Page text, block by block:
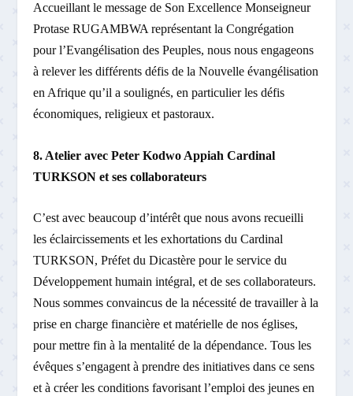
Accueillant le message de Son Excellence Monseigneur
Protase RUGAMBWA représentant la Congrégation
pour l’Evangélisation des Peuples, nous nous engageons
à relever les différents défis de la Nouvelle évangélisation
en Afrique qu’il a soulignés, en particulier les défis
économiques, religieux et pastoraux.
8. Atelier avec Peter Kodwo Appiah Cardinal
TURKSON et ses collaborateurs
C’est avec beaucoup d’intérêt que nous avons recueilli
les éclaircissements et les exhortations du Cardinal
TURKSON, Préfet du Dicastère pour le service du
Développement humain intégral, et de ses collaborateurs.
Nous sommes convaincus de la nécessité de travailler à la
prise en charge financière et matérielle de nos églises,
pour mettre fin à la mentalité de la dépendance. Tous les
évêques s’engagent à prendre des initiatives dans ce sens
et à créer les conditions favorisant l’emploi des jeunes en